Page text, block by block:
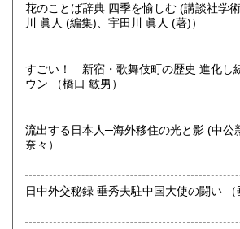
哲学宗教、歴史、社会科学、自然科学、
国書、サブカルチャー、古書一般（その他
花のことば辞典 四季を愉しむ (講談社学術文庫
川 眞人 (編集)、宇田川 眞人 (著)）
すごい！ 新宿・歌舞伎町の歴史 進化し
ウン （橋口 敏男）
流出する日本人─海外移住の光と影 (中公新書
奈々）
日中